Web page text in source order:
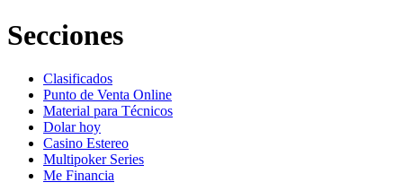
Secciones
Clasificados
Punto de Venta Online
Material para Técnicos
Dolar hoy
Casino Estereo
Multipoker Series
Me Financia